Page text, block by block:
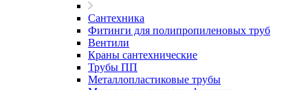
Сантехника
Фитинги для полипропиленовых труб
Вентили
Краны сантехнические
Трубы ПП
Металлопластиковые трубы